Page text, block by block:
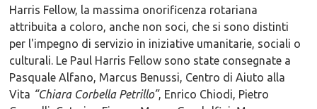
Harris Fellow, la massima onorificenza rotariana
attribuita a coloro, anche non soci, che si sono distinti
per l'impegno di servizio in iniziative umanitarie, sociali o
culturali. Le Paul Harris Fellow sono state consegnate a
Pasquale Alfano, Marcus Benussi, Centro di Aiuto alla
Vita “Chiara Corbella Petrillo”, Enrico Chiodi, Pietro